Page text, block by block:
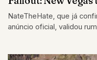
NateTheHate, que já
anúncio oficial, validou